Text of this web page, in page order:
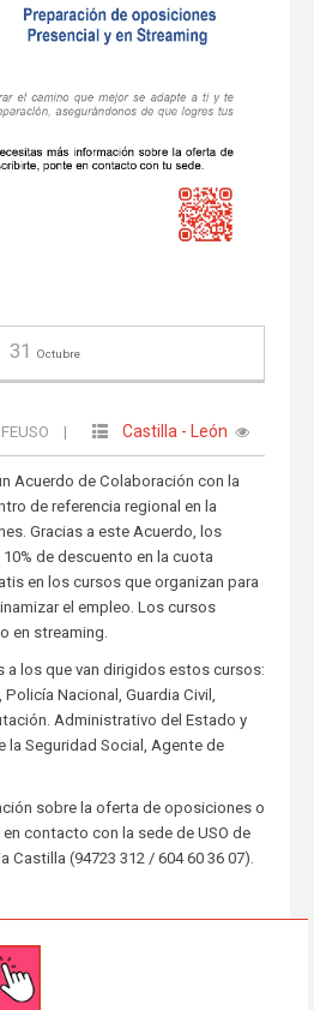
31 Octubre
| Castilla - León
Acuerdo de Colaboración con la
de referencia regional en la
Gracias a este Acuerdo, los
de descuento en la cuota
en los cursos que organizan para
el empleo. Los cursos
en streaming.
a los que van dirigidos estos cursos:
Nacional, Guardia Civil,
Administrativo del Estado y
la Seguridad Social, Agente de
sobre la oferta de oposiciones o
contacto con la sede de USO de
Castilla (94723 312 / 604 60 36 07).